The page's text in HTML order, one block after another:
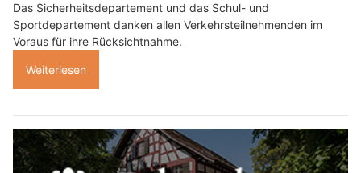
Das Sicherheitsdepartement und das Schul- und
Sportdepartement danken allen Verkehrsteilnehmenden im
Voraus für ihre Rücksichtnahme.
Weiterlesen